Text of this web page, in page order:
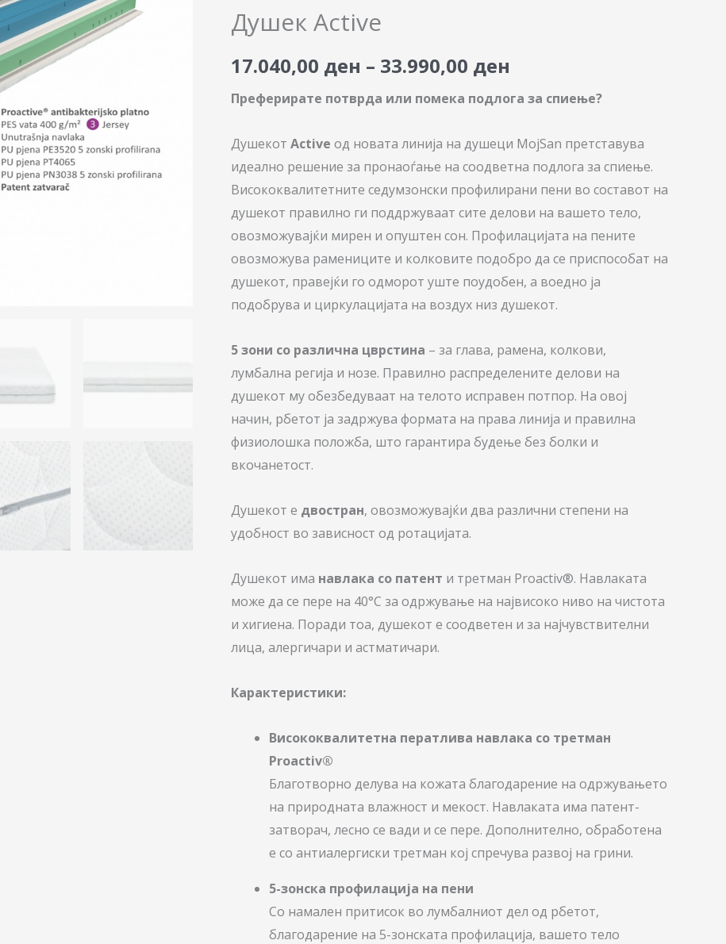
Душек Active
17.040,00 ден – 33.990,00 ден
33.990,00 ден
Преферирате потврда или помека подлога за спиење?
Душекот Active од новата линија на душeци MojSan претставува
идеално решение за пронаоѓање на соодветна подлога за спиење.
Висококвалитетните седумзонски профилирани пени во составот на
душекот правилно ги поддржуваат сите делови на вашето тело,
овозможувајќи мирен и опуштен сон. Профилацијата на пените
овозможува рамениците и колковите подобро да се приспособат на
душекот, правејќи го одморот уште поудобен, а воедно ја
подобрува и циркулацијата на воздух низ душекот.
5 зони со различна цврстина – за глава, рамена, колкови,
лумбална регија и нозе. Правилно распределените делови на
душекот му обезбедуваат на телото исправен потпор. На овој
начин, рбетот ја задржува формата на права линија и правилна
физиолошка положба, што гарантира будење без болки и
вкочанетост.
Душекот е двостран, овозможувајќи два различни степени на
удобност во зависност од ротацијата.
Душекот има навлака со патент и третман Proactiv®. Навлаката
може да се пере на 40°C за одржување на највисоко ниво на чистота
и хигиена. Поради тоа, душекот е соодветен и за најчувствителни
лица, алергичари и астматичари.
Карактеристики:
Висококвалитетна ператлива навлака со третман
Proactiv®
Благотворно делува на кожата благодарение на одржувањето
на природната влажност и мекост. Навлаката има патент-
затворач, лесно се вади и се пере. Дополнително, обработена
е со антиалергиски третман кој спречува развој на грини.
5-зонска профилација на пени
Со намален притисок во лумбалниот дел од рбетот,
благодарение на 5-зонската профилација, вашето тело